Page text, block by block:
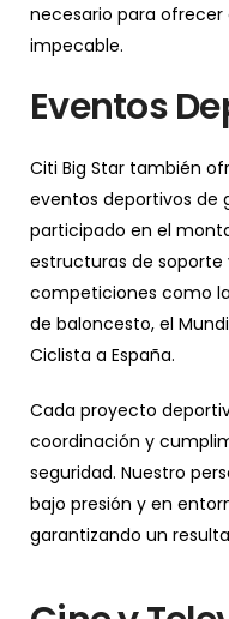
necesario para ofrecer
impecable.
Eventos
Citi Big Star también
eventos deportivos de
participado en el
estructuras de soporte
competiciones como
de baloncesto, el
Ciclista a España.
Cada proyecto
coordinación y
seguridad. Nuestro
bajo presión y en
garantizando un